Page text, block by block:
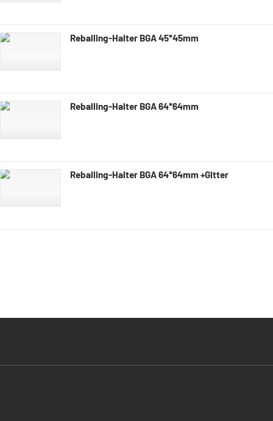
Reballing-Halter BGA 45*45mm
Reballing-Halter BGA 64*64mm
Reballing-Halter BGA 64*64mm +Gitter